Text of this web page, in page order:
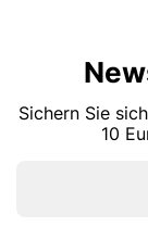
Sichern Sie
10